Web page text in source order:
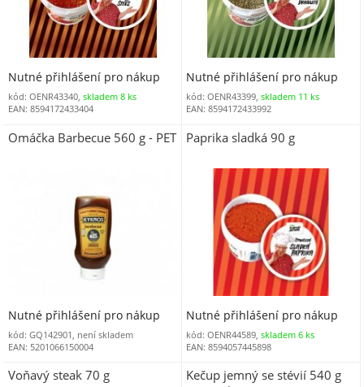
Nutné přihlášení pro nákup
kód: OENR43340, skladem 8 ks
EAN: 8594172433404
Nutné přihlášení pro nákup
kód: OENR43399,skladem 11 ks
EAN: 8594172433992
Omáčka Barbecue 560 g - PET
Nutné přihlášení pro nákup
kód: GQ142901, není skladem
EAN: 5201066150004
Paprika sladká 90 g
Nutné přihlášení pro nákup
kód: OENR44589,skladem 6 ks
EAN: 8594057445898
Voňavý steak 70 g
Kečup jemný se stévií 540 g